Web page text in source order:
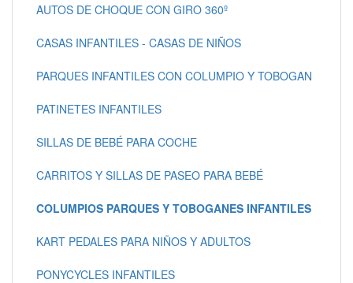
AUTOS DE CHOQUE CON GIRO 360º
CASAS INFANTILES - CASAS DE NIÑOS
PARQUES INFANTILES CON COLUMPIO Y TOBOGAN
PATINETES INFANTILES
SILLAS DE BEBÉ PARA COCHE
CARRITOS Y SILLAS DE PASEO PARA BEBÉ
COLUMPIOS PARQUES Y TOBOGANES INFANTILES
KART PEDALES PARA NIÑOS Y ADULTOS
PONYCYCLES INFANTILES